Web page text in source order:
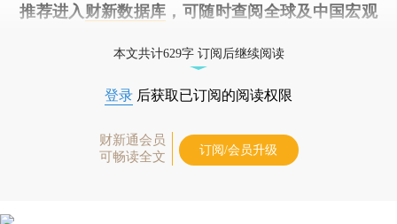
推荐进入 财新数据库 ，可随时查阅全球及中国宏观
本文共计629字 订阅后继续阅读
登录 后获取已订阅的阅读权限
财新通会员
可畅读全文
订阅/会员升级